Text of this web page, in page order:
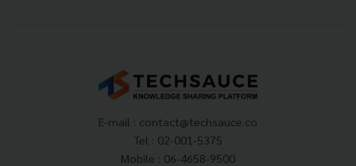
E-mail : contact@techsauce.co
Tel : 02-001-5375
Mobile : 06-4658-9500